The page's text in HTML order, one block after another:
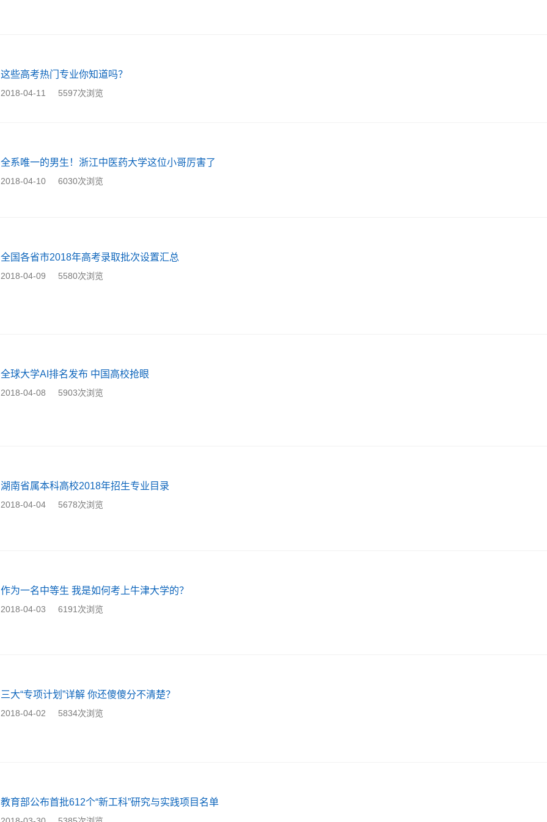
这些高考热门专业你知道吗？
2018-04-11 5597次浏览
全系唯一的男生！浙江中医药大学这位小哥厉害了
2018-04-10 6030次浏览
全国各省市2018年高考录取批次设置汇总
2018-04-09 5580次浏览
全球大学AI排名发布 中国高校抢眼
2018-04-08 5903次浏览
湖南省属本科高校2018年招生专业目录
2018-04-04 5678次浏览
作为一名中等生 我是如何考上牛津大学的？
2018-04-03 6191次浏览
三大“专项计划”详解 你还傻傻分不清楚？
2018-04-02 5834次浏览
教育部公布首批612个“新工科”研究与实践项目名单